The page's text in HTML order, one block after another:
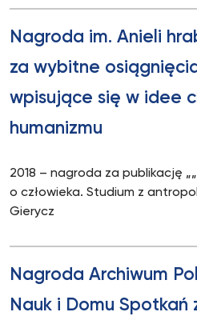
Nagroda im. Anieli
za wybitne
wpisujące się w idee
humanizmu
2018 – nagroda za publikację
o człowieka. Studium z
Gierycz
Nagroda Archiwum
Nauk i Domu Spotkań